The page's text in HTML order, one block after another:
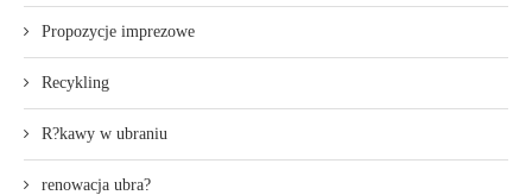
Propozycje imprezowe
Recykling
R?kawy w ubraniu
renowacja ubra?